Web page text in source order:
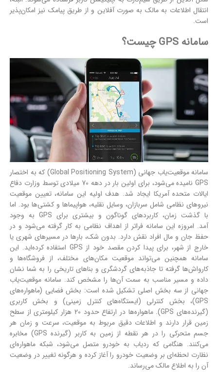
انتقال اطلاعات به مالک به صورت آفلاین و از طریق پیامک نیز امکان‌پذیر
است.
سامانه GPS چیست؟
سامانه موقعیت‌یاب جهانی (Global Positioning System) که به اختصار
GPS نامیده می‌شود، برای اولین بار در دهه 70 میلادی توسط وزارت دفاع
ایالات متحده آمریکا ایجاد شد. هدف اولیه این سامانه، تعیین موقعیت
نیروهای نظامی شامل سربازان، وسایل نقلیه، هواپیماها و کشتی‌ها بود. اما
با گذشت زمان، کاربردهای گوناگون و بیشتری برای GPS به وجود
آمد. امروزه این سامانه فراتر از اهداف نظامی به کار گرفته می‌شود و در
حفظ جان و مال افراد نقش دارد. بدون شک، بارها در مسیرهای شهری یا
خارج از شهر، برای پیدا کردن مقصد خود از GPS استفاده کرده‌اید. این
سامانه همچنین می‌تواند موقعیت مکان‌های مختلف، از فروشگاه‌ها و
کارواش‌ها گرفته تا جاذبه‌های گردشگری و بناهای تاریخی را به شما نشان
داده و مسیر مناسب به سمت آن‌ها را مشخص کند. سامانه موقعیت‌یاب
جهانی از سه بخش اصلی تشکیل شده است: بخش فضایی (ماهواره‌های
GPS)، بخش کنترلی (ایستگاه‌های کنترل زمینی) و بخش کاربری
(گیرنده‌های GPS). ماهواره‌ها در ارتفاع حدود 20 هزار کیلومتری از سطح
زمین قرار دارند و اطلاعات دقیق مربوط به موقعیت، سرعت و زمان هر
جسم متحرکی را در هر نقطه از زمین به کاربر (گیرنده GPS) مخابره
می‌کنند. هنگامی که ردیاب به خودرو متصل می‌شود، شبکه ماهواره‌ای
نظارت لحظه‌ای بر وضعیت خودرو را آغاز کرده و هرگونه تغییر در وضعیت
آن را به اطلاع مالک می‌رساند.